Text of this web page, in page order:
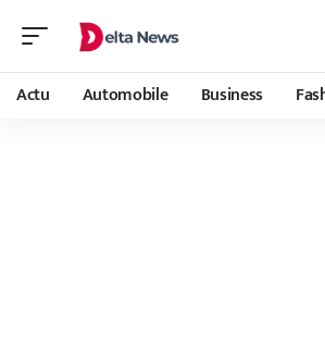
Actu Automobile Business